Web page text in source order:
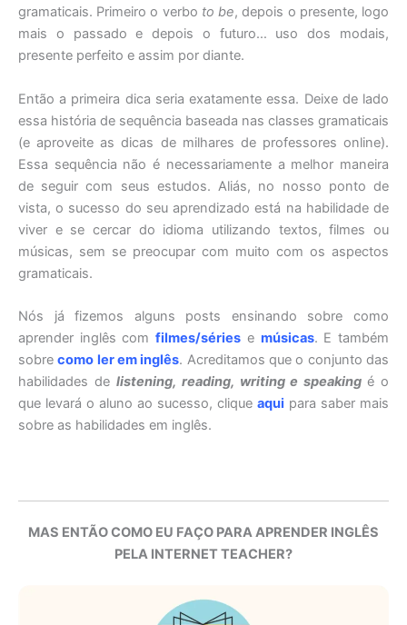
gramaticais. Primeiro o verbo to be, depois o presente, logo
mais o passado e depois o futuro… uso dos modais,
presente perfeito e assim por diante.
Então a primeira dica seria exatamente essa. Deixe de lado
essa história de sequência baseada nas classes gramaticais
(e aproveite as dicas de milhares de professores online).
Essa sequência não é necessariamente a melhor maneira
de seguir com seus estudos. Aliás, no nosso ponto de
vista, o sucesso do seu aprendizado está na habilidade de
viver e se cercar do idioma utilizando textos, filmes ou
músicas, sem se preocupar com muito com os aspectos
gramaticais.
Nós já fizemos alguns posts ensinando sobre como
aprender inglês comfilmes/séries e músicas. E também
sobrecomo ler em inglês. Acreditamos que o conjunto das
habilidades de listening, reading, writing e speakingé o
que levará o aluno ao sucesso, clique aqui para saber mais
sobre as habilidades em inglês.
MAS ENTÃO COMO EU FAÇO PARA APRENDER INGLÊS
PELA INTERNET TEACHER?